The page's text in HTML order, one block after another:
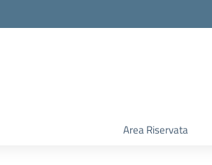
Area Riservata